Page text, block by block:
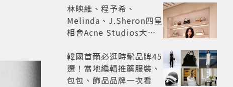
林映維、程予希、
Melinda、J.Sheron四星
相會Acne Studios大曬
韓國首爾必逛時髦品牌45
選！當地編輯推薦服裝、
包包、飾品品牌一次看